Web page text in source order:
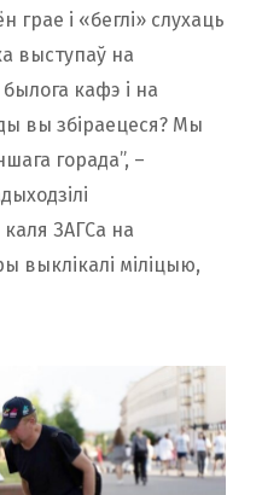
грае і «беглі» слухаць
выступаў на
кафэ і на
вы збіраецеся? Мы
горада”, –
ЗАГСа на
выклікалі міліцыю,